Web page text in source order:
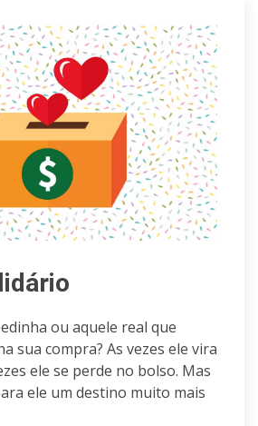
ou aquele real que
sua compra? As vezes ele vira
ele se perde no bolso. Mas
ele um destino muito mais